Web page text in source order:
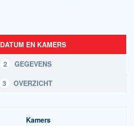
DATUM EN KAMERS
2
GEGEVENS
3
OVERZICHT
Kamers